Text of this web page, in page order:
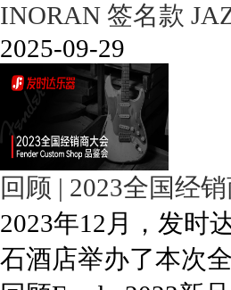
INORAN 签名款
2025-09-29
回顾 | 2023全国经
2023年12月，发时
石酒店举办了本次